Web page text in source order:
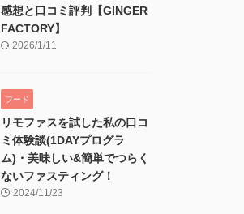
感想と口コミ評判【GINGER
FACTORY】
2026/1/11
フード
リモファスを試した私の口コ
ミ体験談(1DAYプログラ
ム)・美味しい&簡単でつらく
ないファスティング！
2024/11/23